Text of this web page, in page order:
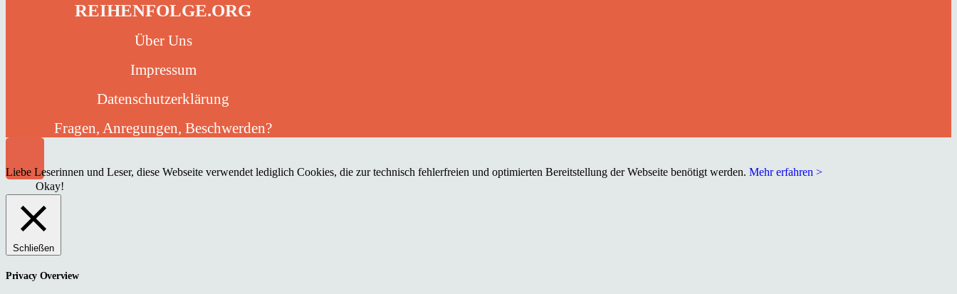
REIHENFOLGE.ORG
Über Uns
Impressum
Datenschutzerklärung
Fragen, Anregungen, Beschwerden?
Liebe Leserinnen und Leser, diese Webseite verwendet lediglich Cookies, die zur technisch fehlerfreien und optimierten Bereitstellung der Webseite benötigt werden. Mehr erfahren >
Okay!
Schließen
Privacy Overview